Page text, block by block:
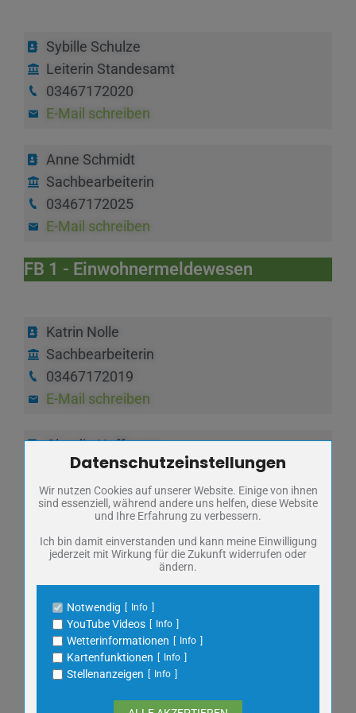
Sybille Schulze
Leiterin Standesamt
03467172020
E-Mail schreiben
Anne Schmidt
Sachbearbeiterin
03467172025
E-Mail schreiben
FB 1 - Einwohnermeldewesen
Katrin Nolle
Sachbearbeiterin
03467172019
E-Mail schreiben
Claudia Hoffmann
Sachbearbeiterin
03467172022
E-Mail schreiben
FB 1 - Soziales und Kindertagesstätten
Franziska Riese
Sachbearbeiterin
03467172015
E-Mail schreiben
Zum Betrieb der Seite notwendige Cookies / Drittanbieter:
Name
PHP Session Cookie
Anbieter
Eigentümer dieser Website
Schutz
Cookie Name
PHPSESSID, fe_typo_user
Name
Cookiespeicherung Entscheidungscookie
Anbieter
Eigentümer dieser Website
Zweck
Speichert die Einstellungen der Besucher
bezüglich der Speicherung von Cookies.
Cookie Name
dywc
1 Jahr
Datenschutzeinstellungen
Wir nutzen Cookies auf unserer Website. Einige von ihnen
sind essenziell, während andere uns helfen, diese Website
und Ihre Erfahrung zu verbessern.
Ich bin damit einverstanden und kann meine Einwilligung
jederzeit mit Wirkung für die Zukunft widerrufen oder
ändern.
Notwendig Info
YouTube Videos Info
Wetterinformationen Info
Kartenfunktionen Info
Stellenanzeigen Info